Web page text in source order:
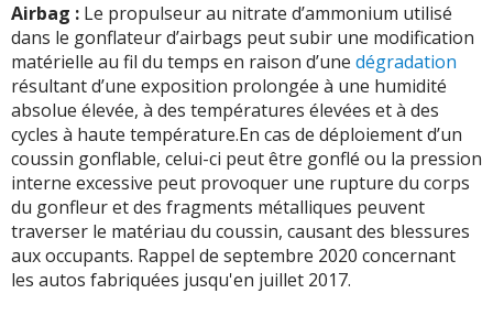
-Gros soucis électriques - Perte du START/STOP -
Haillon électrique capricieux - Capteurs d'obstacles à
l'avant qui bippent sans raison lorsqu'il pl ... Lire la suite
>>
+ d'INFOSsur la déclinaison2.0 TDCI 150 ch>>
Airbag : Le propulseur au nitrate d’ammonium utilisé
dans le gonflateur d’airbags peut subir une modification
matérielle au fil du temps en raison d’une dégradation
résultant d’une exposition prolongée à une humidité
absolue élevée, à des températures élevées et à des
cycles à haute température.En cas de déploiement d’un
coussin gonflable, celui-ci peut être gonflé ou la pression
interne excessive peut provoquer une rupture du corps
du gonfleur et des fragments métalliques peuvent
traverser le matériau du coussin, causant des blessures
aux occupants. Rappel de septembre 2020 concernant
les autos fabriquées jusqu'en juillet 2017.